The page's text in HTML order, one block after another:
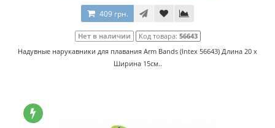
409 грн.
Нет в наличии Код товара: 56643
Надувные нарукавники для плавания Arm Bands (Intex 56643) Длина 20 x
Ширина 15см..